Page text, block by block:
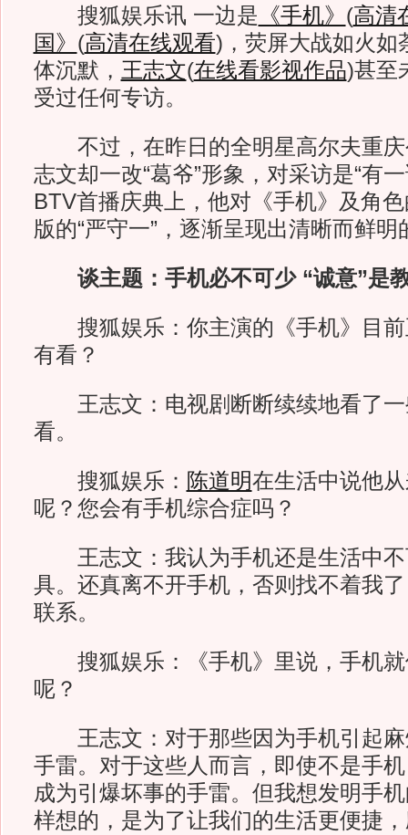
搜狐娱乐讯 一边是 《手机》 (高清
国》 (高清在线观看) ，荧屏大战如火如
体沉默， 王志文(在线看影视作品)甚至
受过任何专访。
不过，在昨日的全明星高尔夫重庆
志文却一改“葛爷”形象，对采访是“有
BTV首播庆典上，他对《手机》及角
版的“严守一”，逐渐呈现出清晰而鲜明
谈主题：手机必不可少 “诚意”是
搜狐娱乐：你主演的《手机》目前
有看？
王志文：电视剧断断续续地看了一
看。
搜狐娱乐： 陈道明在生活中说他
呢？您会有手机综合症吗？
王志文：我认为手机还是生活中不
具。还真离不开手机，否则找不着我
联系。
搜狐娱乐：《手机》里说，手机就
呢？
王志文：对于那些因为手机引起麻
手雷。对于这些人而言，即使不是手
成为引爆坏事的手雷。但我想发明手
样想的，是为了让我们的生活更便捷